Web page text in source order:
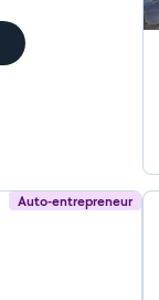
Auto-entrepreneur